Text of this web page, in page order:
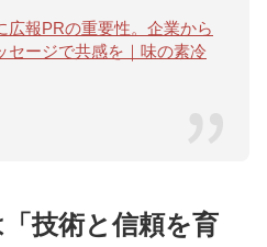
広報PRの重要性。企業から
セージで共感を｜味の素冷
技術と信頼を育